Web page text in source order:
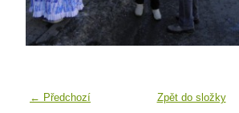
← Předchozí
Zpět do složky